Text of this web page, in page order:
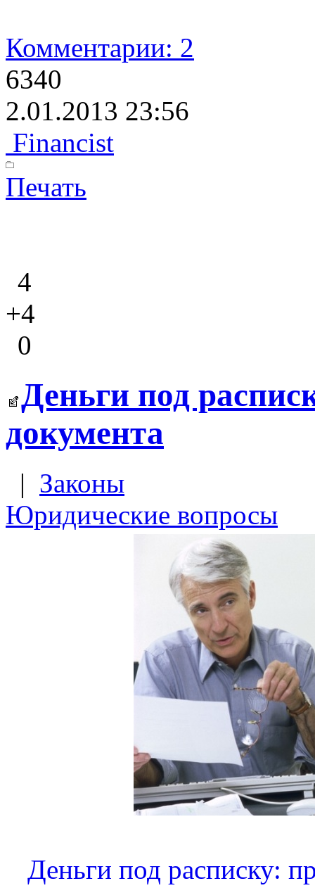
Комментарии: 2
6340
2.01.2013 23:56
Financist
Печать
4
+4
0
Деньги под
документа
| Законы
Юридические вопросы
Деньги под расписку: